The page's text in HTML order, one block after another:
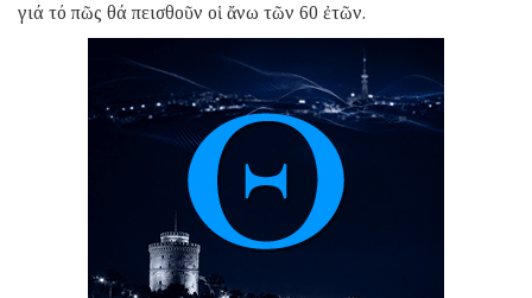
γιά τό πῶς θά πεισθοῦν οἱ ἄνω τῶν 60 ἐτῶν.